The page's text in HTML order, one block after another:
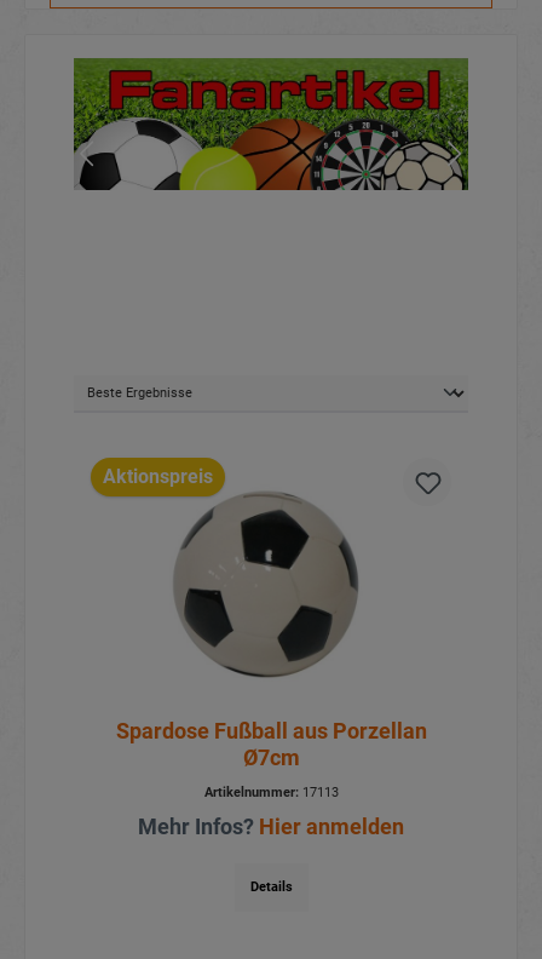
Aktionspreis
Spardose Fußball aus Porzellan
Ø7cm
Artikelnummer:17113
Mehr Infos? Hier anmelden
Details